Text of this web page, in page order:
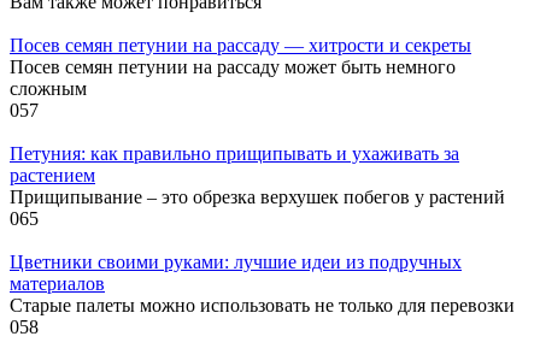
Посев семян петунии на рассаду — хитрости и секреты
Посев семян петунии на рассаду может быть немного
сложным
057
Петуния: как правильно прищипывать и ухаживать за
растением
Прищипывание – это обрезка верхушек побегов у растений
065
Цветники своими руками: лучшие идеи из подручных
материалов
Старые палеты можно использовать не только для перевозки
058